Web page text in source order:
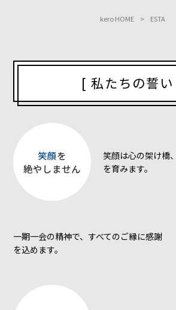
kero HOME > ESTA
[ 私たちの誓
笑顔を
絶やしません
笑顔は心の架け橋
を育みます。
一期一会の精神で、すべてのご縁に感謝
を込めます。